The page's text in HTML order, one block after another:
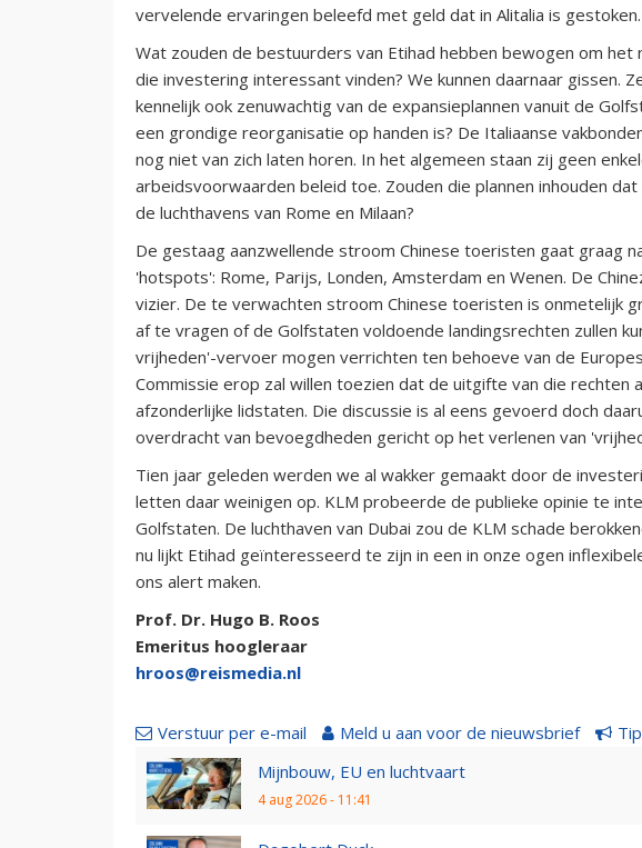
vervelende ervaringen beleefd met geld dat in Alitalia is gestoken.
Wat zouden de bestuurders van Etihad hebben bewogen om het
die investering interessant vinden? We kunnen daarnaar gissen.
kennelijk ook zenuwachtig van de expansieplannen vanuit de
een grondige reorganisatie op handen is? De Italiaanse
nog niet van zich laten horen. In het algemeen staan zij geen
arbeidsvoorwaarden beleid toe. Zouden die plannen inhouden
de luchthavens van Rome en Milaan?
De gestaag aanzwellende stroom Chinese toeristen gaat graag
'hotspots': Rome, Parijs, Londen, Amsterdam en Wenen. De
vizier. De te verwachten stroom Chinese toeristen is onmetelijk
af te vragen of de Golfstaten voldoende landingsrechten zullen
vrijheden'-vervoer mogen verrichten ten behoeve van de
Commissie erop zal willen toezien dat de uitgifte van die rechten
afzonderlijke lidstaten. Die discussie is al eens gevoerd doch
overdracht van bevoegdheden gericht op het verlenen van
Tien jaar geleden werden we al wakker gemaakt door de
letten daar weinigen op. KLM probeerde de publieke opinie te
Golfstaten. De luchthaven van Dubai zou de KLM schade
nu lijkt Etihad geïnteresseerd te zijn in een in onze ogen
ons alert maken.
Prof. Dr. Hugo B. Roos
Emeritus hoogleraar
hroos@reismedia.nl
Verstuur per e-mail Meld u aan voor de nieuwsbrief
Mijnbouw, EU en luchtvaart
4 aug 2026 - 11:41